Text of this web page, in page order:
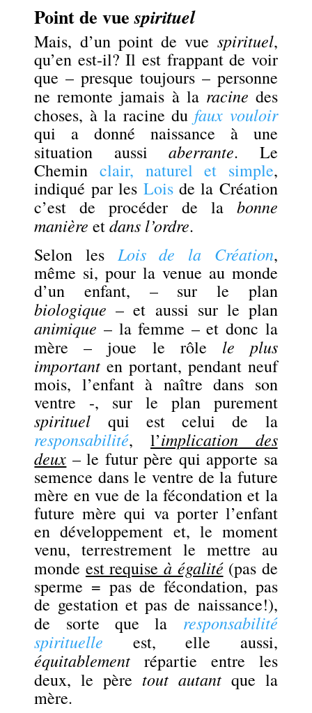
Point de vuespirituel
Mais, d’un point de vue spirituel,
qu’en est-il? Il est frappant de voir
que – presque toujours – personne
ne remonte jamais à la racine des
choses, à la racine du faux vouloir
qui a donné naissance à une
situation aussiaberrante. Le
Chemin clair, naturel et simple,
indiqué par les Loisde la Création
c’est de procéder de la bonne
manière etdans l’ordre.
Selon les Lois de la Création,
même si, pour la venue au monde
d’un enfant, – sur le plan
biologique – et aussi sur le plan
animique – la femme – et donc la
mère – joue le rôle le plus
important en portant, pendant neuf
mois, l’enfant à naître dans son
ventre -, sur le plan purement
spirituel qui est celui de la
responsabilité, l’implication des
deux – le futur père qui apporte sa
semence dans le ventre de la future
mère en vue de la fécondation et la
future mère qui va porter l’enfant
en développement et, le moment
venu, terrestrement le mettre au
monde est requise à égalité(pas de
sperme = pas de fécondation, pas
de gestation et pas de naissance!),
de sorte que la responsabilité
spirituelle est, elle aussi,
équitablement répartie entre les
deux, le père tout autantque la
mère.